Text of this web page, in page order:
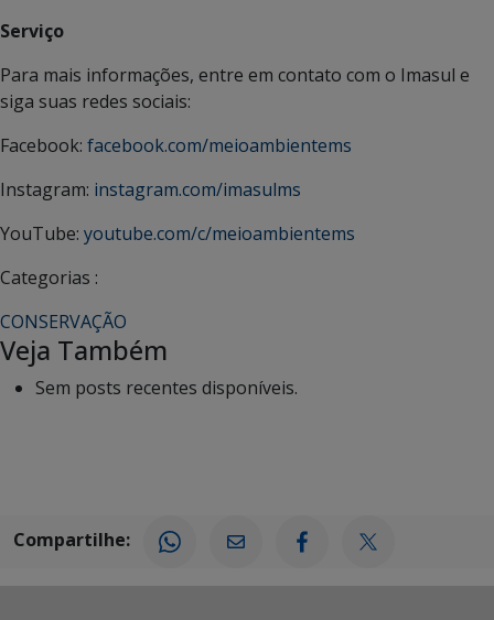
Serviço
Para mais informações, entre em contato com o Imasul e
siga suas redes sociais:
Facebook: facebook.com/meioambientems
Instagram: instagram.com/imasulms
YouTube: youtube.com/c/meioambientems
Categorias :
CONSERVAÇÃO
Veja Também
Sem posts recentes disponíveis.
Compartilhe: